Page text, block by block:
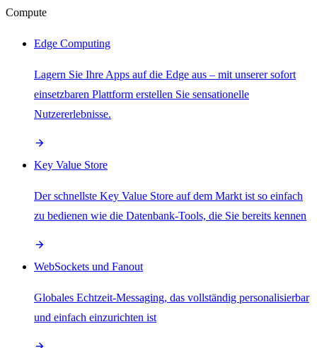
Compute
Edge Computing
Lagern Sie Ihre Apps auf die Edge aus – mit unserer sofort
einsetzbaren Plattform erstellen Sie sensationelle
Nutzererlebnisse.
Key Value Store
Der schnellste Key Value Store auf dem Markt ist so einfach
zu bedienen wie die Datenbank-Tools, die Sie bereits kennen
WebSockets und Fanout
Globales Echtzeit-Messaging, das vollständig personalisierbar
und einfach einzurichten ist